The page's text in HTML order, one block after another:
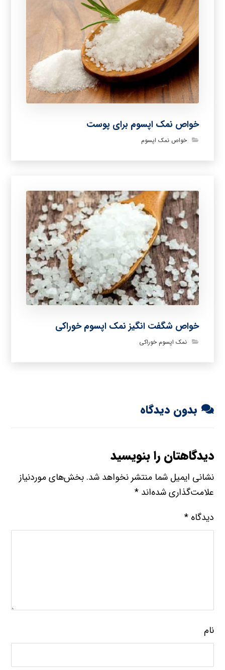
خواص نمک اپسوم برای پوست
خواص نمک اپسوم
خواص شگفت انگیز نمک اپسوم خوراکی
نمک اپسوم خوراکی
بدون دیدگاه
دیدگاهتان را بنویسید
نشانی ایمیل شما منتشر نخواهد شد. بخش‌های موردنیاز
علامت‌گذاری شده‌اند*
دیدگاه*
نام